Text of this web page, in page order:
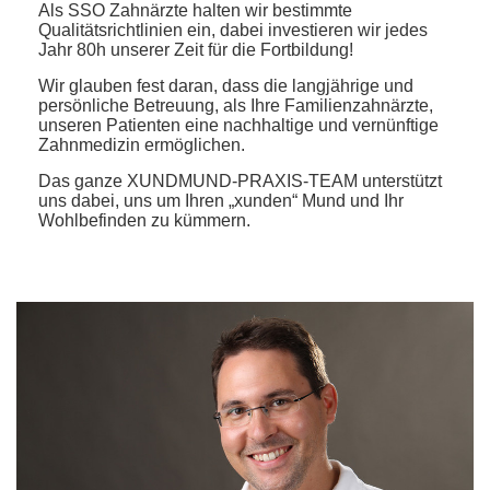
Als SSO Zahnärzte halten wir bestimmte
Qualitätsrichtlinien ein, dabei investieren wir jedes
Jahr 80h unserer Zeit für die Fortbildung!
Wir glauben fest daran, dass die langjährige und
persönliche Betreuung, als Ihre Familienzahnärzte,
unseren Patienten eine nachhaltige und vernünftige
Zahnmedizin ermöglichen.
Das ganze XUNDMUND-PRAXIS-TEAM unterstützt
uns dabei, uns um Ihren „xunden“ Mund und Ihr
Wohlbefinden zu kümmern.